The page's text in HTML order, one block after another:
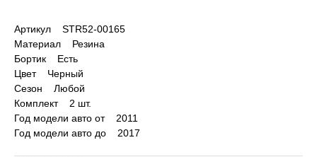
Артикул STR52-00165
Материал Резина
Бортик Есть
Цвет Черный
Сезон Любой
Комплект 2 шт.
Год модели авто от 2011
Год модели авто до 2017